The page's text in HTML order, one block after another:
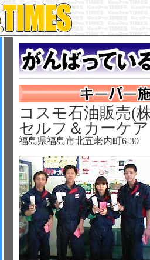
コスモ石油販売(
セルフ＆カーケ
福島県福島市北五老内町6-30